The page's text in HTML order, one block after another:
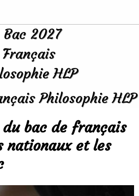
Philosophie HLP
du bac de français
nationaux et les